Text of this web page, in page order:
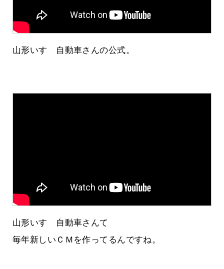
山形いすゞ自動車さんの公式。
山形いすゞ自動車さんて
毎年新しいＣＭを作ってるんですね。